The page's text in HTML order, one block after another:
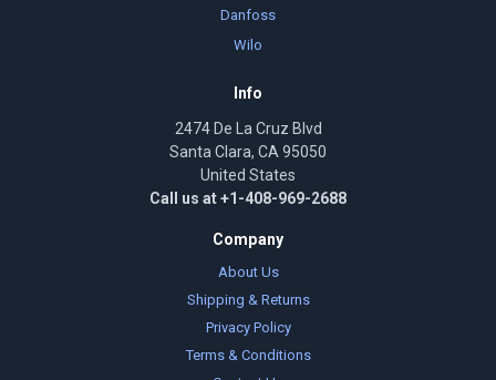
Danfoss
Wilo
Info
2474 De La Cruz Blvd
Santa Clara, CA 95050
United States
Call us at +1-408-969-2688
Company
About Us
Shipping & Returns
Privacy Policy
Terms & Conditions